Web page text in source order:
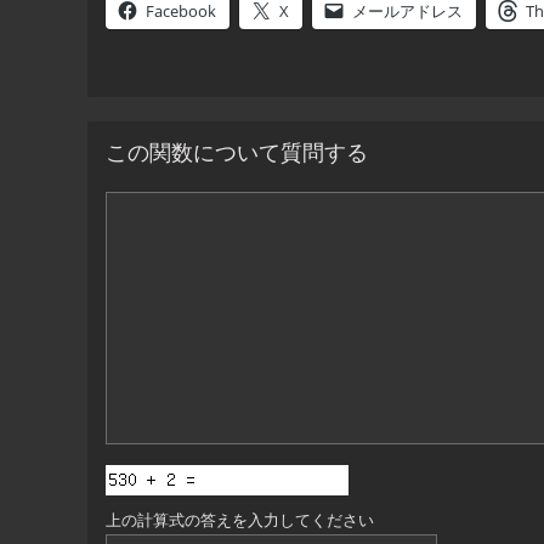
Facebook X メールアドレス
この関数について質問する
上の計算式の答えを入力してください